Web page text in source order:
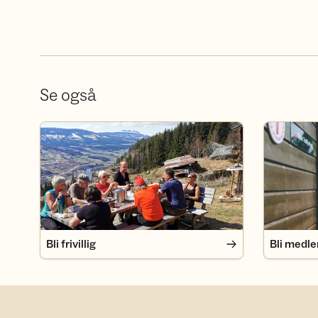
Se også
Bli frivillig
Bli frivillig
Bli medlem
Bli